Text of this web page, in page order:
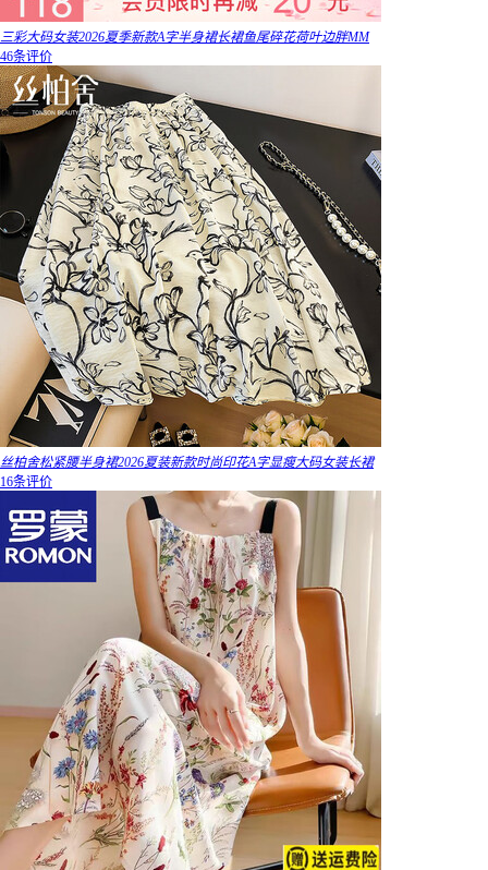
三彩大码女装2026夏季新款A字半身裙长裙鱼尾碎花荷叶边胖MM
46条评价
丝柏舍松紧腰半身裙2026夏装新款时尚印花A字显瘦大码女装长裙
16条评价